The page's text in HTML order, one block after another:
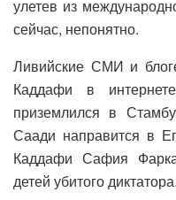
улетев из
сейчас, непонятно.
Ливийские СМИ и
Каддафи в
приземлился в
Саади направится в
Каддафи Сафия
детей убитого диктатора.